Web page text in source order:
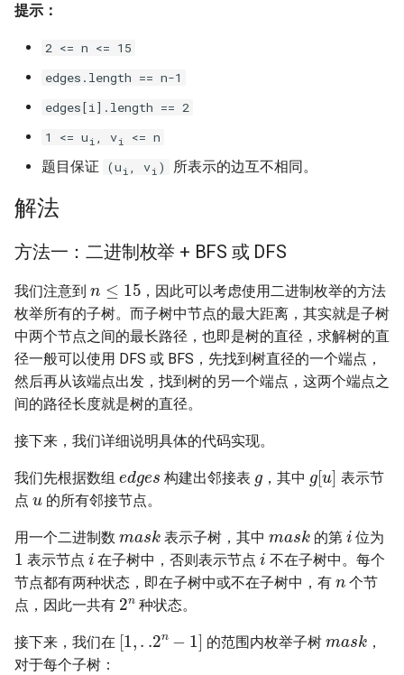
32.1. 从上到下打印二叉树
32.3. 从上到下打印二叉树 III
33. 二叉搜索树的后序遍历序
径
35. 复杂链表的复制
36. 二叉搜索树与双向链表
37. 序列化二叉树
38. 字符串的排列
的数字
40. 最小的 k 个数
41. 数据流中的中位数
27. 回文链表
29. 排序的循环链表
30. 插入、删除和随机访问都
32. 有效的变位词
33. 变位词组
34. 外星语言是否排序
35. 最小时间差
36. 后缀表达式
37. 小行星碰撞
38. 每日温度
4.6. 后继者
4.8. 首个共同祖先
4.9. 二叉搜索树序列
4.10. 检查子树
5.2. 二进制数转字符串
5.3. 翻转数位
5.4. 下一个数
5.6. 整数转换
5.8. 绘制直线
8.1. 三步问题
8.2. 迷路的机器人
8.3. 魔术索引
提示：
2 <= n <= 15
edges.length == n-1
edges[i].length == 2
1 <= u i , vi <= n
题目保证 (u i , vi ) 所表示的边互不相同。
解法
方法一：二进制枚举 + BFS 或 DFS
我们注意到
，因此可以考虑使用二进制枚举的方法
枚举所有的子树。而子树中节点的最大距离，其实就是子树
中两个节点之间的最长路径，也即是树的直径，求解树的直
径一般可以使用 DFS 或 BFS，先找到树直径的一个端点，
然后再从该端点出发，找到树的另一个端点，这两个端点之
间的路径长度就是树的直径。
接下来，我们详细说明具体的代码实现。
我们先根据数组 构建出邻接表 ，其中
g[ u
表示节
点
u
的所有邻接节点。
用一个二进制数 表示子树，其中 的第 位为
1
表示节点
i
在子树中，否则表示节点
i
不在子树中。每个
节点都有两种状态，即在子树中或不在子树中，有
n
个节
点，因此一共有
2 n
种状态。
接下来，我们在
[1 .2n 1]
的范围内枚举子树
，
对于每个子树：